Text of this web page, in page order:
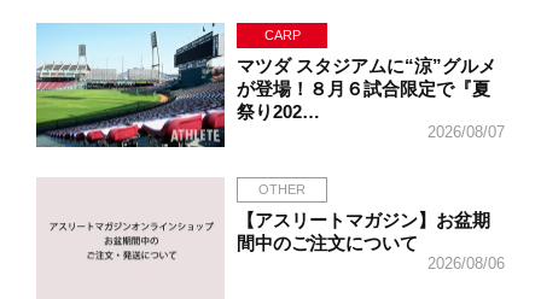
CARP
マツダ スタジアムに“涼”グルメ
が登場！８月６試合限定で『夏
祭り202…
2026/08/07
OTHER
【アスリートマガジン】お盆期
間中のご注文について
2026/08/06